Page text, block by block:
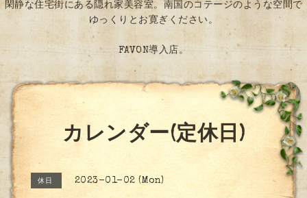
閑静な住宅街にある隠れ家美容室。南国のコテージのような空間で
ゆっくりとお寛ぎください。
FAVON導入店。
カレンダー(定休日)
休日 2023-01-02 (Mon)